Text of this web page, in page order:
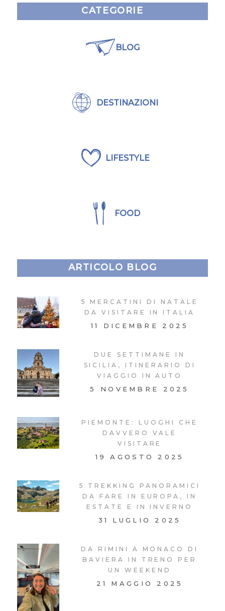
CATEGORIE
BLOG
DESTINAZIONI
LIFESTYLE
FOOD
ARTICOLO BLOG
5 MERCATINI DI NATALE
DA VISITARE IN ITALIA
11 DICEMBRE 2025
DUE SETTIMANE IN
SICILIA, ITINERARIO DI
VIAGGIO IN AUTO
5 NOVEMBRE 2025
PIEMONTE: LUOGHI CHE
DAVVERO VALE
VISITARE
19 AGOSTO 2025
5 TREKKING PANORAMICI
DA FARE IN EUROPA, IN
ESTATE E IN INVERNO
31 LUGLIO 2025
DA RIMINI A MONACO DI
BAVIERA IN TRENO PER
UN WEEKEND
21 MAGGIO 2025